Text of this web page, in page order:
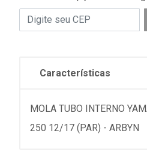
Características
MOLA TUBO INTERNO
250 12/17 (PAR) - ARBYN